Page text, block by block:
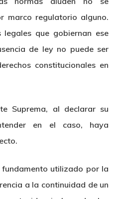
marco regulatorio alguno.
legales que gobiernan ese
de ley no puede ser
constitucionales en
Suprema, al declarar su
en el caso, haya
utilizado por la
a la continuidad de un